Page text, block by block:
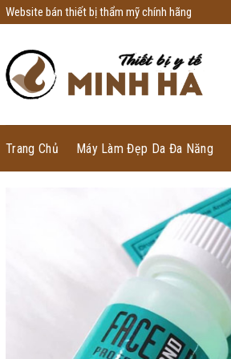
Website bán thiết bị thẩm mỹ chính hãng
Trang Chủ Máy Làm Đẹp Da Đa Năng